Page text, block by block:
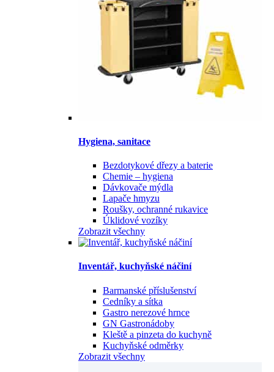
Hygiena, sanitace
Bezdotykové dřezy a baterie
Chemie – hygiena
Dávkovače mýdla
Lapače hmyzu
Roušky, ochranné rukavice
Úklidové vozíky
Zobrazit všechny
Inventář, kuchyňské náčiní
Barmanské příslušenství
Cedníky a sítka
Gastro nerezové hrnce
GN Gastronádoby
Kleště a pinzeta do kuchyně
Kuchyňské odměrky
Zobrazit všechny